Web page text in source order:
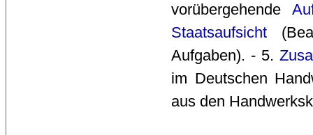
vorübergehende
Staatsaufsicht
Aufgaben). - 5.
im Deutschen
aus den